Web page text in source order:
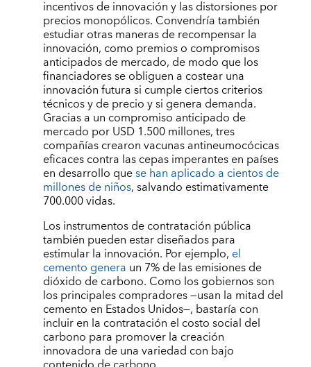
incentivos de innovación y las distorsiones por
precios monopólicos. Convendría también
estudiar otras maneras de recompensar la
innovación, como premios o compromisos
anticipados de mercado, de modo que los
financiadores se obliguen a costear una
innovación futura si cumple ciertos criterios
técnicos y de precio y si genera demanda.
Gracias a un compromiso anticipado de
mercado por USD 1.500 millones, tres
compañías crearon vacunas antineumocócicas
eficaces contra las cepas imperantes en países
en desarrollo quese han aplicado a cientos de
millones de niños, salvando estimativamente
700.000 vidas.
Los instrumentos de contratación pública
también pueden estar diseñados para
estimular la innovación. Por ejemplo, el
cemento genera un 7% de las emisiones de
dióxido de carbono. Como los gobiernos son
los principales compradores —usan la mitad del
cemento en Estados Unidos—, bastaría con
incluir en la contratación el costo social del
carbono para promover la creación
innovadora de una variedad con bajo